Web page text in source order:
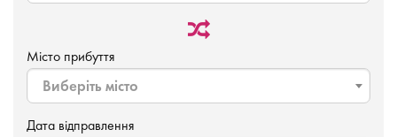
Місто прибуття
Виберіть місто
Дата відправлення